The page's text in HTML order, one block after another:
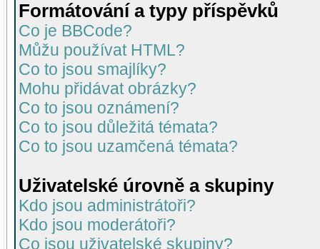
Formátování a typy příspěvků
Co je BBCode?
Můžu používat HTML?
Co to jsou smajlíky?
Mohu přidávat obrázky?
Co to jsou oznámení?
Co to jsou důležitá témata?
Co to jsou uzamčená témata?
Uživatelské úrovně a skupiny
Kdo jsou administrátoři?
Kdo jsou moderátoři?
Co jsou uživatelské skupiny?